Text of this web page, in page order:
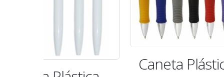
Caneta Plástica MA